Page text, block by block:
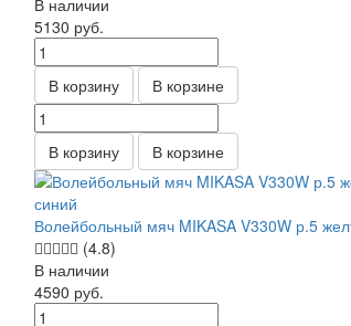
В наличии
5130 руб.
В корзину В корзине
В корзину В корзине
Волейбольный мяч MIKASA V330W р.5
(4.8)
В наличии
4590 руб.